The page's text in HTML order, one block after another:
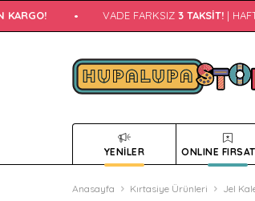
VADE FARKSIZ 3 TAKSIT! |
YENİLER ONLINE
Anasayfa Kırtasiye Ürünleri Jel